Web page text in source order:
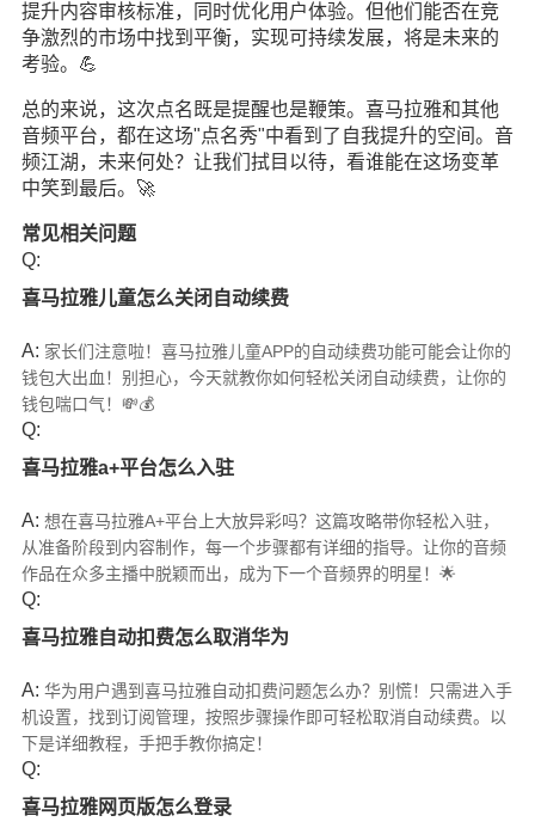
提升内容审核标准，同时优化用户体验。但他们能否在竞
争激烈的市场中找到平衡，实现可持续发展，将是未来的
考验。💪
总的来说，这次点名既是提醒也是鞭策。喜马拉雅和其他
音频平台，都在这场"点名秀"中看到了自我提升的空间。音
频江湖，未来何处？让我们拭目以待，看谁能在这场变革
中笑到最后。🚀
常见相关问题
Q:
喜马拉雅儿童怎么关闭自动续费
A: 家长们注意啦！喜马拉雅儿童APP的自动续费功能可能会让你的
钱包大出血！别担心，今天就教你如何轻松关闭自动续费，让你的
钱包喘口气！💸💰
Q:
喜马拉雅a+平台怎么入驻
A: 想在喜马拉雅A+平台上大放异彩吗？这篇攻略带你轻松入驻，
从准备阶段到内容制作，每一个步骤都有详细的指导。让你的音频
作品在众多主播中脱颖而出，成为下一个音频界的明星！🌟
Q:
喜马拉雅自动扣费怎么取消华为
A: 华为用户遇到喜马拉雅自动扣费问题怎么办？别慌！只需进入手
机设置，找到订阅管理，按照步骤操作即可轻松取消自动续费。以
下是详细教程，手把手教你搞定！
Q:
喜马拉雅网页版怎么登录